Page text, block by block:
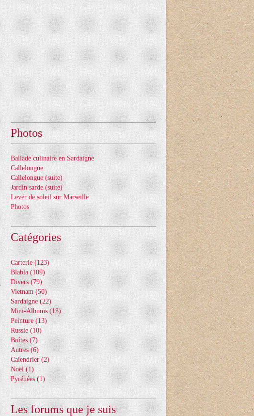
Photos
Ballade culinaire en Sardaigne
Callelongue
Callelongue (suite)
Jardin sarde (suite)
Lever de soleil sur Marseille
Photos
Catégories
Carterie(123)
Blabla(109)
Divers(79)
Vietnam(50)
Sardaigne(22)
Mini-Albums(13)
Peinture(13)
Russie(10)
Boîtes(7)
Autres(6)
Calendrier(2)
Noël(1)
Pyrénées(1)
Les forums que je suis